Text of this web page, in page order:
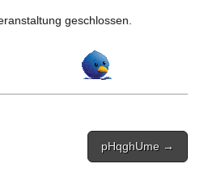
geschlossen.
pHqghUme →